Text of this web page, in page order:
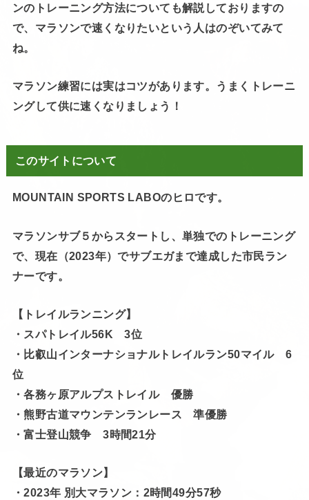
ンのトレーニング方法についても解説しておりますの
で、マラソンで速くなりたいという人はのぞいてみて
ね。
マラソン練習には実はコツがあります。うまくトレーニ
ングして供に速くなりましょう！
このサイトについて
MOUNTAIN SPORTS LABOのヒロです。
マラソンサブ５からスタートし、単独でのトレーニング
で、現在（2023年）でサブエガまで達成した市民ラン
ナーです。
【トレイルランニング】
・スパトレイル56K 3位
・比叡山インターナショナルトレイルラン50マイル 6
位
・各務ヶ原アルプストレイル 優勝
・熊野古道マウンテンランレース 準優勝
・富士登山競争 3時間21分
【最近のマラソン】
・2023年 別大マラソン：2時間49分57秒